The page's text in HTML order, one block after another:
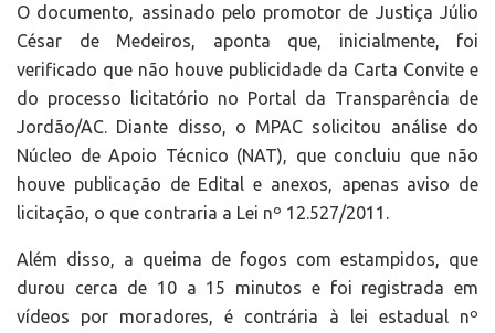
O documento, assinado pelo promotor de Justiça Júlio
César de Medeiros, aponta que, inicialmente, foi
verificado que não houve publicidade da Carta Convite e
do processo licitatório no Portal da Transparência de
Jordão/AC. Diante disso, o MPAC solicitou análise do
Núcleo de Apoio Técnico (NAT), que concluiu que não
houve publicação de Edital e anexos, apenas aviso de
licitação, o que contraria a Lei nº 12.527/2011.
Além disso, a queima de fogos com estampidos, que
durou cerca de 10 a 15 minutos e foi registrada em
vídeos por moradores, é contrária à lei estadual nº